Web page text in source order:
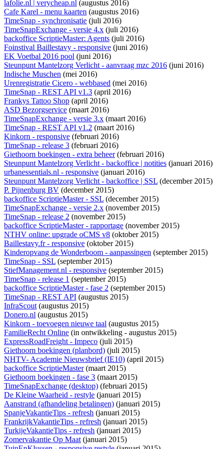
lafolie.nl | verycheap.nl (augustus 2016)
Cafe Karel - menu kaarten (augustus 2016)
TimeSnap - synchronisatie (juli 2016)
TimeSnapExchange - versie 4.x (juli 2016)
backoffice ScriptieMaster: Agents (juli 2016)
Foinstival Baillestavy - responsive (juni 2016)
EK Voetbal 2016 pool (juni 2016)
Steunpunt Mantelzorg Verlicht - aanvraag mzc 2016 (juni 2016)
Indische Muschen (mei 2016)
Urenregistratie Cicero - webbased (mei 2016)
TimeSnap - REST API v1.3 (april 2016)
Frankys Tattoo Shop (april 2016)
ASD Bezorgservice (maart 2016)
TimeSnapExchange - versie 3.x (maart 2016)
TimeSnap - REST API v1.2 (maart 2016)
Kinkorn - responsive (februari 2016)
TimeSnap - release 3 (februari 2016)
Giethoorn boekingen - extra beheer(februari 2016)
Steunpunt Mantelzorg Verlicht - backoffice | notities (januari 2016)
urbanessentials.nl - responsive (januari 2016)
Steunpunt Mantelzorg Verlicht - backoffice | SSL (december 2015)
P. Pijnenburg BV (december 2015)
backoffice ScriptieMaster - SSL (december 2015)
TimeSnapExchange - versie 2.x (november 2015)
TimeSnap - release 2 (november 2015)
backoffice ScriptieMaster - rapportage (november 2015)
NTHV online: upgrade oCMS v8 (oktober 2015)
Baillestavy.fr - responsive (oktober 2015)
Kinderopvang de Wonderboom - aanpassingen (september 2015)
TimeSnap - SSL (september 2015)
StiefManagement.nl - responsive (september 2015)
TimeSnap - release 1 (september 2015)
backoffice ScriptieMaster - fase 2 (september 2015)
TimeSnap - REST API (augustus 2015)
InfraScout(augustus 2015)
Donero.nl (augustus 2015)
Kinkorn - toevoegen nieuwe taal (augustus 2015)
FamilieRecht Online (in ontwikkeling - augustus 2015)
ExpressRoadFreight - Impeco (juli 2015)
Giethoorn boekingen (planbord) (juli 2015)
NHTV- Academie Nieuwsbrief (IE10) (april 2015)
backoffice ScriptieMaster(maart 2015)
Giethoorn boekingen - fase 3 (maart 2015)
TimeSnapExchange (desktop) (februari 2015)
De Kleine Waarheid - restyle (januari 2015)
Aanstrand (afhandeling betalingen) (januari 2015)
SpanjeVakantieTips - refresh (januari 2015)
FrankrijkVakantieTips - refresh (januari 2015)
TurkijeVakantieTips - refresh (januari 2015)
Zomervakantie Op Maat(januari 2015)